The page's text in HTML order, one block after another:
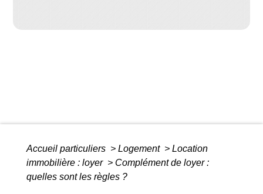
Accueil particuliers > Logement > Location
immobilière : loyer > Complément de loyer :
quelles sont les règles ?